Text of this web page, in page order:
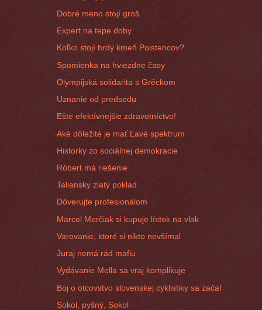
Dobré meno stojí groš
Expert na tepe doby
Koľko stojí hrdý kmeň Poistencov?
Spomienka na hviezdne časy
Olympijská solidarita s Gréckom
Uznanie od predsedu
Ešte efektívnejšie zdravotníctvo!
Aké dôležité je mať Ľavé spektrum
Historky zo sociálnej demokracie
Róbert má riešenie
Taliansky zlatý poklad
Dôverujte profesionálom
Marcel Merčiak si kupuje lístok na vlak
Varovanie, ktoré si nikto nevšímal
Juraj nemá rád mafiu
Vydávanie Mella sa vraj komplikuje
Boj o otcovstvo slovenskej cyklistiky sa začal
Sokol, pyšný, Sokol